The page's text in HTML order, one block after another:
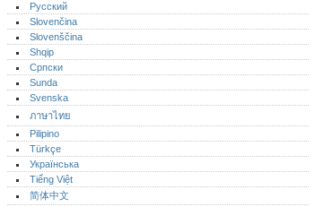
Русский
Slovenčina
Slovenščina
Shqip
Српски
Sunda
Svenska
ภาษาไทย
Pilipino
Türkçe
Українська
Tiếng Việt
简体中文